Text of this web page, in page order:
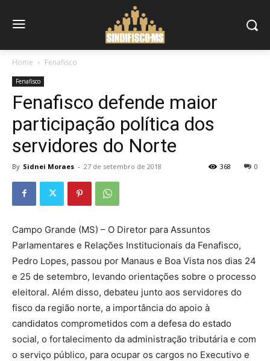
Home Fenafisco
Fenafisco
Fenafisco defende maior
participação política dos
servidores do Norte
By Sidnei Moraes - 27 de setembro de 2018 0
368
Campo Grande (MS) – O Diretor para Assuntos
Parlamentares e Relações Institucionais da Fenafisco,
Pedro Lopes, passou por Manaus e Boa Vista nos dias 24
e 25 de setembro, levando orientações sobre o processo
eleitoral. Além disso, debateu junto aos servidores do
fisco da região norte, a importância do apoio à
candidatos comprometidos com a defesa do estado
social, o fortalecimento da administração tributária e com
o serviço público, para ocupar os cargos no Executivo e